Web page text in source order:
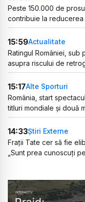
Peste 150.000 de
contribuie la
15:59Actualitate
Ratingul României, sub
asupra riscului de
15:17Alte Sporturi
România, start
titluri mondiale și două
14:33Știri Externe
Frații Tate cer să fie
„Sunt prea cunoscuți